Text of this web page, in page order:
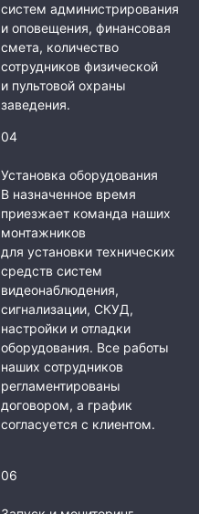
систем администрирования
и оповещения, финансовая
смета, количество
сотрудников физической
и пультовой охраны
заведения.
04
Установка оборудования
В назначенное время
приезжает команда наших
монтажников
для установки технических
средств систем
видеонаблюдения,
сигнализации, СКУД,
настройки и отладки
оборудования. Все работы
наших сотрудников
регламентированы
договором, а график
согласуется с клиентом.
06